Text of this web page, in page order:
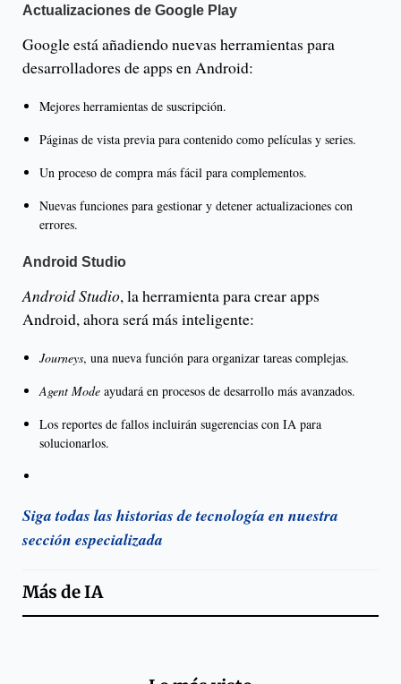
Actualizaciones de Google Play
Google está añadiendo nuevas herramientas para
desarrolladores de apps en Android:
Mejores herramientas de suscripción.
Páginas de vista previa para contenido como películas y series.
Un proceso de compra más fácil para complementos.
Nuevas funciones para gestionar y detener actualizaciones con
errores.
Android Studio
Android Studio, la herramienta para crear apps
Android, ahora será más inteligente:
Journeys, una nueva función para organizar tareas complejas.
Agent Mode ayudará en procesos de desarrollo más avanzados.
Los reportes de fallos incluirán sugerencias con IA para
solucionarlos.
Siga todas las historias de tecnología en nuestra
sección especializada
Más deIA